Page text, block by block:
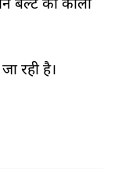
रही है।